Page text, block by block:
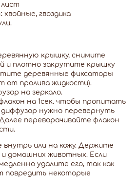
хвойные, гвоздика
крышку, снимите
и плотно закрутите крышку
деревянные фиксаторы
от пролива жидкости).
на зеркало.
на 1сек. чтобы пропитать
нужно перевернуть
Далее переворачивайте флакон
внутрь или на кожу. Держите
домашних животных. Если
удалите его, так как
повредить некоторые